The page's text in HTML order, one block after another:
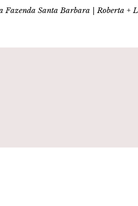
Fazenda Santa Barbara | Roberta +